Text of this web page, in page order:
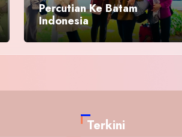
Percutian Ke Batam
Indonesia
Terkini